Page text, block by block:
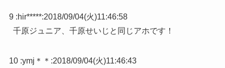
9 :hir*****:2018/09/04(火)11:46:58
千原ジュニア、千原せいじと同じアホです！
10 :ymj＊＊ :2018/09/04(火)11:46:43